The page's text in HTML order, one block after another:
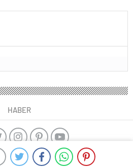
HABER
ajax alarm Kayseri çıkışlı Karadeniz